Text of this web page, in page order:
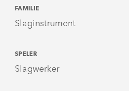
FAMILIE
Slaginstrument
SPELER
Slagwerker